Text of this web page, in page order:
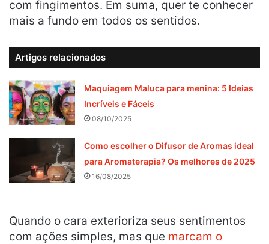
com fingimentos. Em suma, quer te conhecer
mais a fundo em todos os sentidos.
Artigos relacionados
Maquiagem Maluca para menina: 5 Ideias
Incríveis e Fáceis
08/10/2025
Como escolher o Difusor de Aromas ideal
para Aromaterapia? Os melhores de 2025
16/08/2025
Quando o cara exterioriza seus sentimentos
com ações simples, mas que marcam o